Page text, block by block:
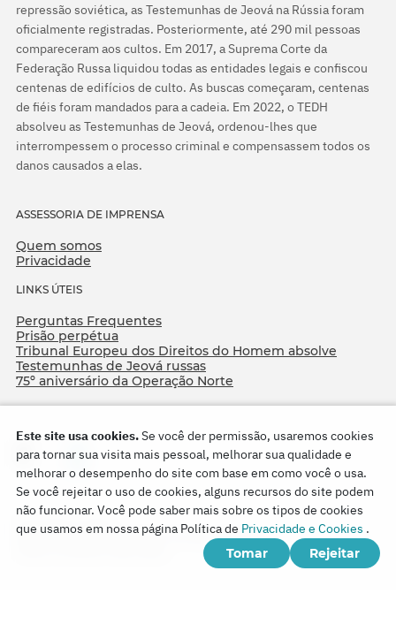
repressão soviética, as Testemunhas de Jeová na Rússia foram
oficialmente registradas. Posteriormente, até 290 mil pessoas
compareceram aos cultos. Em 2017, a Suprema Corte da
Federação Russa liquidou todas as entidades legais e confiscou
centenas de edifícios de culto. As buscas começaram, centenas
de fiéis foram mandados para a cadeia. Em 2022, o TEDH
absolveu as Testemunhas de Jeová, ordenou-lhes que
interrompessem o processo criminal e compensassem todos os
danos causados a elas.
ASSESSORIA DE IMPRENSA
Quem somos
Privacidade
LINKS ÚTEIS
Perguntas Frequentes
Prisão perpétua
Tribunal Europeu dos Direitos do Homem absolve
Testemunhas de Jeová russas
75º aniversário da Operação Norte
Watch Tower Bible and Tract Society of Korea.
Este site usa cookies.Se você der permissão, usaremos cookies
para tornar sua visita mais pessoal, melhorar sua qualidade e
melhorar o desempenho do site com base em como você o usa.
Se você rejeitar o uso de cookies, alguns recursos do site podem
não funcionar. Você pode saber mais sobre os tipos de cookies
que usamos em nossa página Política de Privacidade e Cookies .
Tomar
Rejeitar